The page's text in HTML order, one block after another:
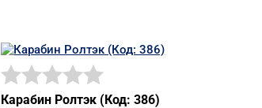
Карабин Ролтэк (Код: 386)